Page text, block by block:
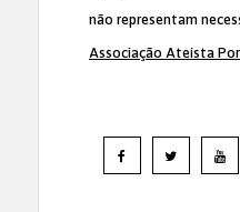
não representam
Associação Ateísta